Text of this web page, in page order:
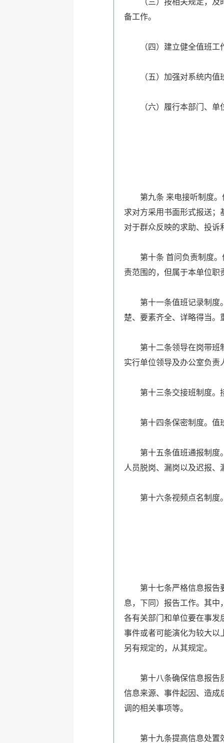
（三）按相关规定，及时
备工作。
（四）建立健全值班工作
（五）加强对系统内值
（六）履行本部门、单位
第九条 来电接听制度。值
求对方采用书面形式报送；
对于群众反映的求助、投诉
第十条 首问负责制度。值
责范围的，但属于本单位职
第十一条值班记录制度。
楚、要素齐全、详略得当。
第十二条领导在岗带班制
实行单位领导及办公室负责
第十三条交接班制度。接
第十四条保密制度。值班
第十五条值班通报制度。
人员脱岗、漏岗以及迟报
第十六条视频点名制度。
第十七条严格信息报告要
息，下同）报告工作。其中
各有关部门和单位要在事发
事件或者可能演化为较大以
另有规定的，从其规定。
第十八条确保信息报告质
信息来源、事件起因、造成
调的相关事项等。
第十九条提高信息处置效